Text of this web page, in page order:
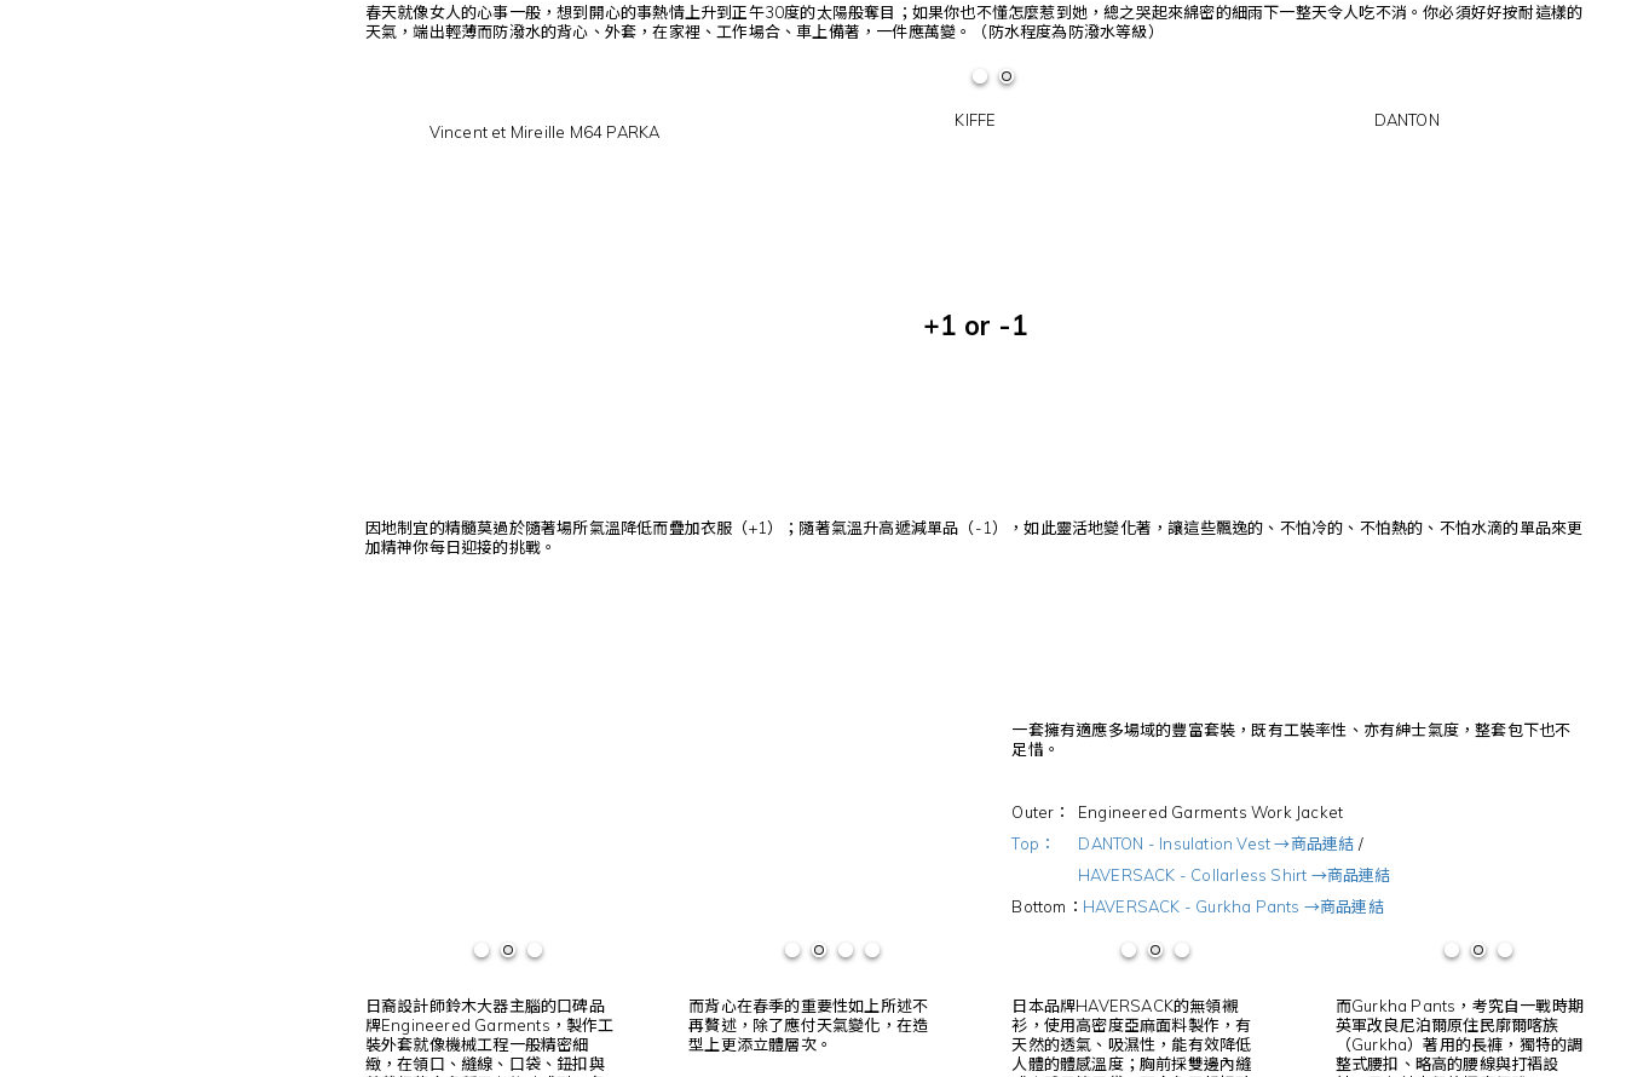
春天就像女人的心事一般，想到開心的事熱情上升到正午30度的太陽般奪目；如果你也不懂怎麼惹到她，總之哭起來綿密的細雨下一整天令人吃不消。你必須好好按耐這樣的
天氣，端出輕薄而防潑水的背心、外套，在家裡、工作場合、車上備著，一件應萬變。（防水程度為防潑水等級）
Vincent et Mireille M64 PARKA
KIFFE DANTON
+1 or -1
因地制宜的精髓莫過於隨著場所氣溫降低而疊加衣服（+1）；隨著氣溫升高遞減單品（-1），如此靈活地變化著，讓這些飄逸的、不怕冷的、不怕熱的、不怕水滴的單品來更
加精神你每日迎接的挑戰。
一套擁有適應多場域的豐富套裝，既有工裝率性、亦有紳士氣度，整套包下也不
足惜。
Outer： Engineered Garments Work Jacket
Top： DANTON - Insulation Vest →商品連結 /
HAVERSACK - Collarless Shirt →商品連結
Bottom： HAVERSACK - Gurkha Pants →商品連結
日裔設計師鈴木大器主腦的口碑品
牌Engineered Garments，製作工
裝外套就像機械工程一般精密細
緻，在領口、縫線、口袋、鈕扣與
而背心在春季的重要性如上所述不
再贅述，除了應付天氣變化，在造
型上更添立體層次。
日本品牌HAVERSACK的無領襯
衫，使用高密度亞麻面料製作，有
天然的透氣、吸濕性，能有效降低
人體的體感溫度；胸前採雙邊內縫
而Gurkha Pants，考究自一戰時期
英軍改良尼泊爾原住民廓爾喀族
（Gurkha）著用的長褲，獨特的調
整式腰扣、略高的腰線與打褶設